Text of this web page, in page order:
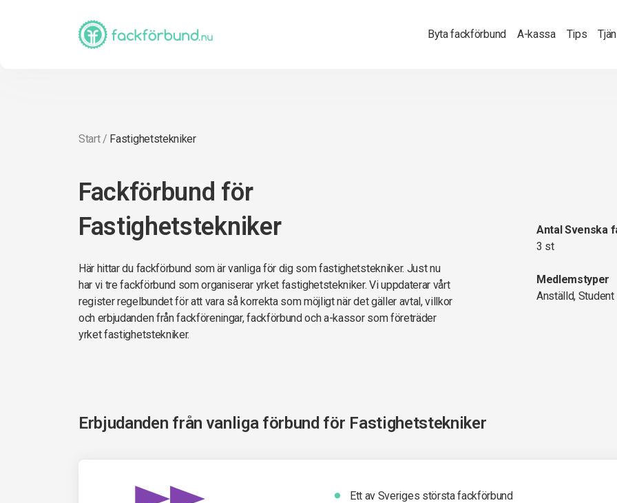
Byta fackförbund A-kassa Tips
Start/ Fastighetstekniker
Fackförbund för
Fastighetstekniker
Här hittar du fackförbund som är vanliga för dig som fastighetstekniker. Just nu
har vi tre fackförbund som organiserar yrket fastighetstekniker. Vi uppdaterar vårt
register regelbundet för att vara så korrekta som möjligt när det gäller avtal, villkor
och erbjudanden från fackföreningar, fackförbund och a-kassor som företräder
yrket fastighetstekniker.
Antal Svenska
3 st
Medlemstyper
Anställd, Student
Erbjudanden från vanliga förbund för Fastighetstekniker
Ett av Sveriges största fackförbund